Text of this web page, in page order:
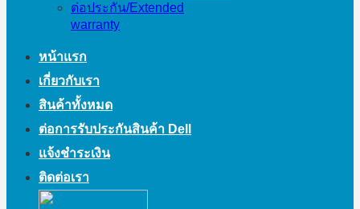
ต่อประกัน/Extended
warranty
หน้าแรก
เกี่ยวกับเรา
สินค้าทั้งหมด
ต่อการรับประกันสินค้า Dell
แจ้งชำระเงิน
ติดต่อเรา